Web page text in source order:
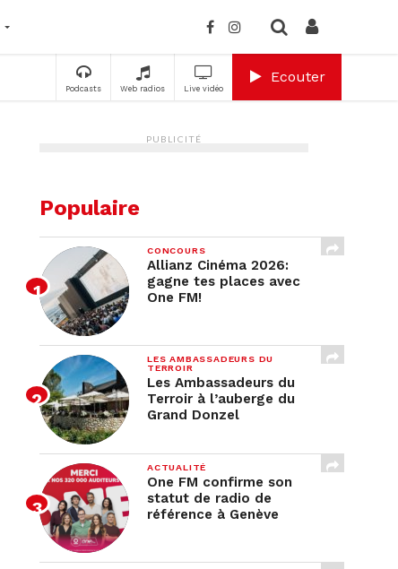
Podcasts Web radios Live vidéo
Ecouter
PUBLICITÉ
Populaire
CONCOURS
Allianz Cinéma 2026:
gagne tes places avec
One FM!
LES AMBASSADEURS DU
TERROIR
Les Ambassadeurs du
Terroir à l’auberge du
Grand Donzel
ACTUALITÉ
One FM confirme son
statut de radio de
référence à Genève